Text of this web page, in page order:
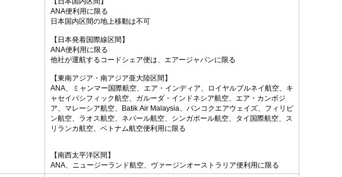
ANA便利用に限る
日本国内区間の地上移動は不可
【日本発着国際線区間】
ANA便利用に限る
他社が運航するコードシェア便は、エアージャパンに限る
【東南アジア・南アジア亜大陸区間】
ANA、ミャンマー国際航空、エア・インディア、ロイヤルブルネイ航空、キ
ャセイパシフィック航空、ガルーダ・インドネシア航空、エア・カンボジ
ア、マレーシア航空、Batik Air Malaysia、バンコクエアウェイズ、フィリピ
ン航空、ラオス航空、ネパール航空、シンガポール航空、タイ国際航空、ス
リランカ航空、ベトナム航空便利用に限る
【南西太平洋区間】
ANA、ニュージーランド航空、ヴァージンオーストラリア便利用に限る